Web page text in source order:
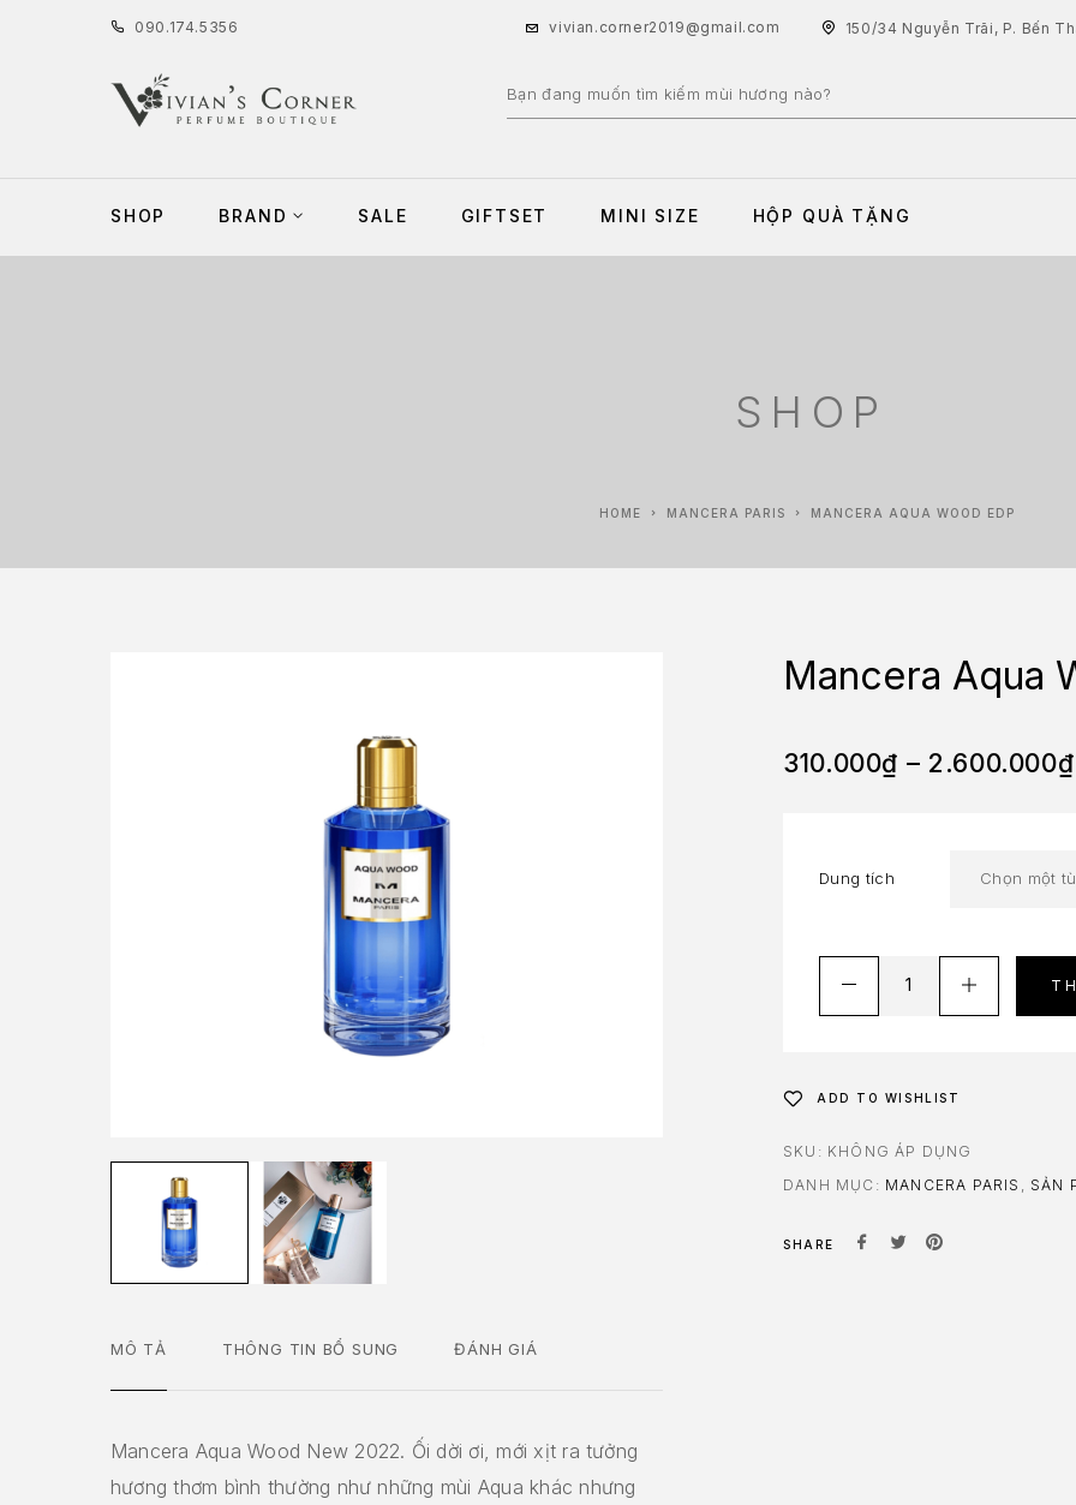
090 .174.5356 vivian.corner2019@gmail.com 150/34 Nguyễn Trãi, P. Bến
SHOP BRAND SALE GIFTSET MINI SIZE HỘP QUÀ TẶNG
SHOP
HOME MANCERA PARIS MANCERA AQUA WOOD EDP
MÔ TẢ THÔNG TIN BỔ SUNG ĐÁNH GIÁ
Mancera Aqua Wood New 2022. Ối dời ơi, mới xịt ra tưởng
hương thơm bình thường như những mùi Aqua khác nhưng
Mancera Aqua
310.000₫ – 2.600.000₫
Dung tích
ADD TO WISHLIST
SKU: KHÔNG ÁP DỤNG
DANH MỤC: MANCERA PARIS SẢN
SHARE